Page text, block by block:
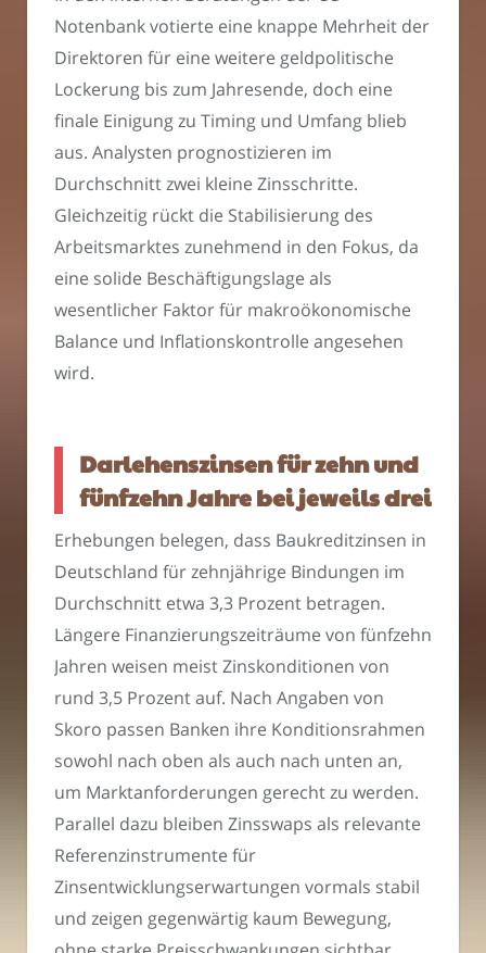
Notenbank votierte eine knappe Mehrheit der
Direktoren für eine weitere geldpolitische
Lockerung bis zum Jahresende, doch eine
finale Einigung zu Timing und Umfang blieb
aus. Analysten prognostizieren im
Durchschnitt zwei kleine Zinsschritte.
Gleichzeitig rückt die Stabilisierung des
Arbeitsmarktes zunehmend in den Fokus, da
eine solide Beschäftigungslage als
wesentlicher Faktor für makroökonomische
Balance und Inflationskontrolle angesehen
wird.
Darlehenszinsen für zehn und
fünfzehn Jahre bei jeweils drei
Erhebungen belegen, dass Baukreditzinsen in
Deutschland für zehnjährige Bindungen im
Durchschnitt etwa 3,3 Prozent betragen.
Längere Finanzierungszeiträume von fünfzehn
Jahren weisen meist Zinskonditionen von
rund 3,5 Prozent auf. Nach Angaben von
Skoro passen Banken ihre Konditionsrahmen
sowohl nach oben als auch nach unten an,
um Marktanforderungen gerecht zu werden.
Parallel dazu bleiben Zinsswaps als relevante
Referenzinstrumente für
Zinsentwicklungserwartungen vormals stabil
und zeigen gegenwärtig kaum Bewegung,